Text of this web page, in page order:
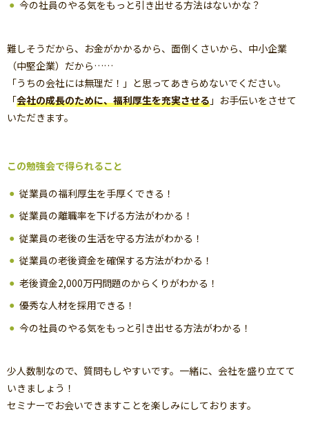
今の社員のやる気をもっと引き出せる方法はないかな？
難しそうだから、お金がかかるから、面倒くさいから、中小企業
（中堅企業）だから……
「うちの会社には無理だ！」と思ってあきらめないでください。
「会社の成長のために、福利厚生を充実させる 」お手伝いをさせて
いただきます。
この勉強会で得られること
従業員の福利厚生を手厚くできる！
従業員の離職率を下げる方法がわかる！
従業員の老後の生活を守る方法がわかる！
従業員の老後資金を確保する方法がわかる！
老後資金2,000万円問題のからくりがわかる！
優秀な人材を採用できる！
今の社員のやる気をもっと引き出せる方法がわかる！
少人数制なので、質問もしやすいです。一緒に、会社を盛り立てて
いきましょう！
セミナーでお会いできますことを楽しみにしております。